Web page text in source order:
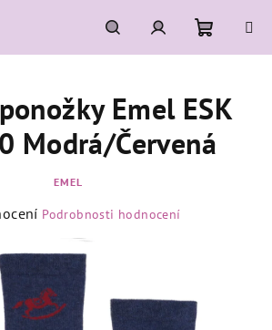
HledatPřihlášeníNákupní
košík
Emel ESK
Modrá/Červená
EMEL
Podrobnosti hodnocení